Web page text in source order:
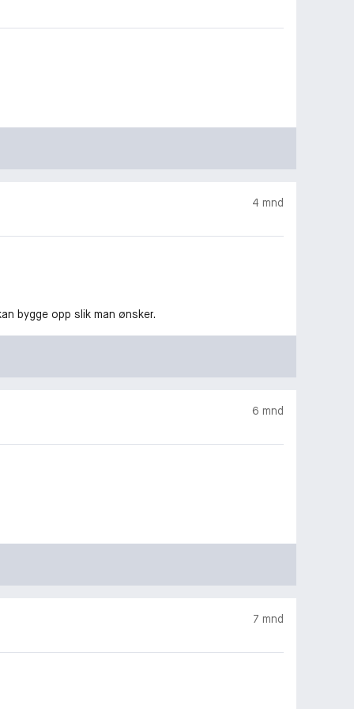
4 mnd
bygge opp slik man ønsker.
6 mnd
7 mnd